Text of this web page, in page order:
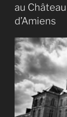
au
d’Amiens